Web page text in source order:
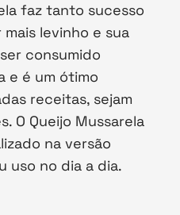
faz tanto sucesso
levinho e sua
consumido
e é um ótimo
receitas, sejam
O Queijo Mussarela
na versão
uso no dia a dia.